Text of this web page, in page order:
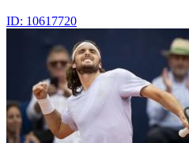
ID: 10617720